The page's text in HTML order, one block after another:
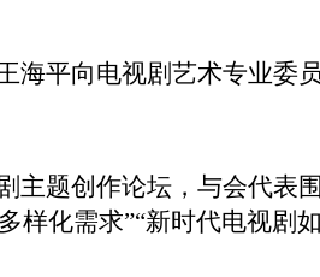
平向电视剧艺术专业委
题创作论坛，与会代表
样化需求”“新时代电视剧